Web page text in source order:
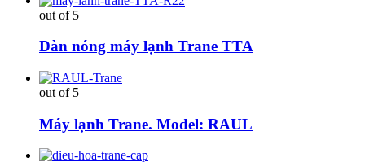
out of 5
Dàn nóng máy lạnh Trane TTA
out of 5
Máy lạnh Trane. Model: RAUL